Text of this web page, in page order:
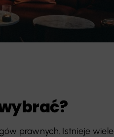
prawnych. Istnieje wiele